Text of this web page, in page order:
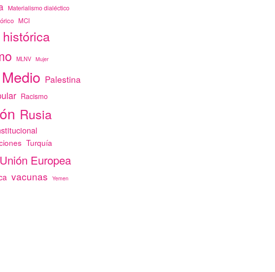
Materialismo dialéctico
MCI
MLNV Mujer
Palestina
Racismo
Rusia
Turquía
Unión Europea
vacunas Yemen